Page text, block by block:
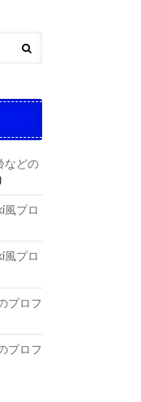
などの
風プロ
風プロ
プロフ
プロフ